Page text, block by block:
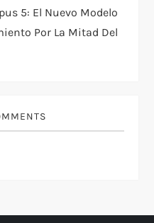
5: El Nuevo Modelo
Por La Mitad Del